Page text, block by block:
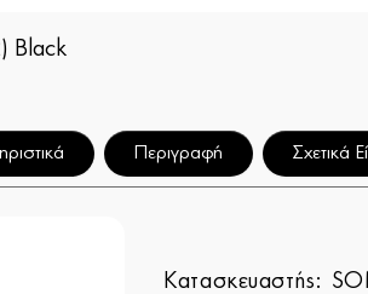
Black
Περιγραφή Σχετικά
Κατασκευαστής: